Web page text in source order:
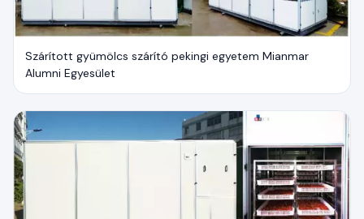
Szárított gyümölcs szárító pekingi egyetem Mianmar
Alumni Egyesület